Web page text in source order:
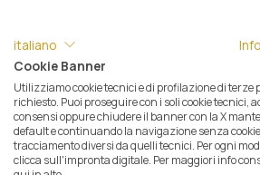
® Tutto per la Sicurezza Srl IT05500560288
10.000 i.v. | © 2025 Tutti i diritti riservati.
marchio registrato
Privacy e Cookie Policy|Mappa del sito|
italiano
Cookie Banner
Utilizziamo cookie tecnici e di profilazione di terze
richiesto. Puoi proseguire con i soli cookie tecnici,
consensi oppure chiudere il banner con la X
default e continuando la navigazione senza
tracciamento diversi da quelli tecnici. Per ogni
clicca sull'impronta digitale. Per maggiori info